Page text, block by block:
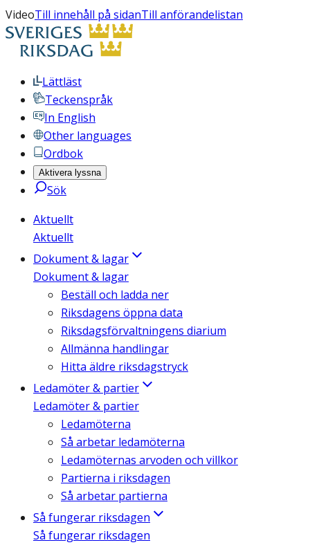
VideoTill innehåll på sidanTill anförandelistan
Lättläst
Teckenspråk
In English
Other languages
Ordbok
Aktivera lyssna
Sök
Aktuellt
Aktuellt
Dokument & lagar
Dokument & lagar
Beställ och ladda ner
Riksdagens öppna data
Riksdagsförvaltningens diarium
Allmänna handlingar
Hitta äldre riksdagstryck
Ledamöter & partier
Ledamöter & partier
Ledamöterna
Så arbetar ledamöterna
Ledamöternas arvoden och villkor
Partierna i riksdagen
Så arbetar partierna
Så fungerar riksdagen
Så fungerar riksdagen